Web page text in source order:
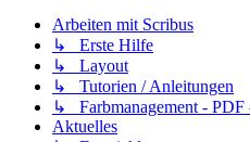
Arbeiten mit Scribus
↳ Erste Hilfe
↳ Layout
↳ Tutorien / Anleitungen
↳ Farbmanagement - PDF
Aktuelles